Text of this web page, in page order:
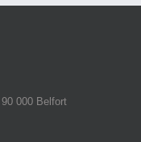
000 Belfort